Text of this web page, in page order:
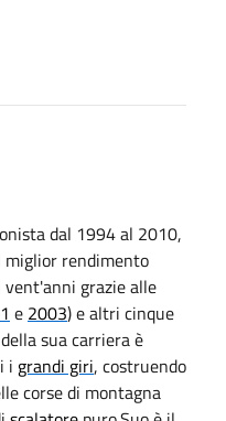
dal 1994 al 2010,
rendimento
grazie alle
e 2003) e altri cinque
sua carriera è
i grandi giri, costruendo
corse di montagna